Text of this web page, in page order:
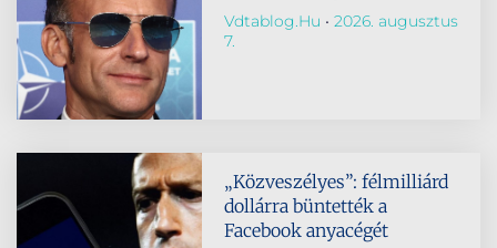
Vdtablog.hu
2026. augusztus
7.
„Közveszélyes”: félmilliárd
dollárra büntették a
Facebook anyacégét